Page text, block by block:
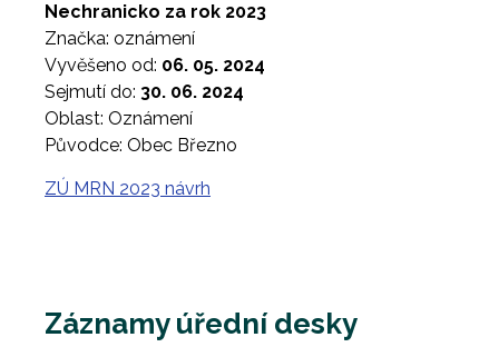
Nechranicko za rok 2023
Značka: oznámení
Vyvěšeno od: 06. 05. 2024
Sejmutí do: 30. 06. 2024
Oblast: Oznámení
Původce: Obec Březno
ZÚ MRN 2023 návrh
Záznamy úřední desky